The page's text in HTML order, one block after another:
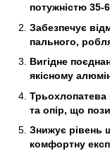
потужністю 35-
Забезпечує
пального,
Вигідне
якісному
Трьохлопатева
та опір, що
Знижує рівень
комфортну